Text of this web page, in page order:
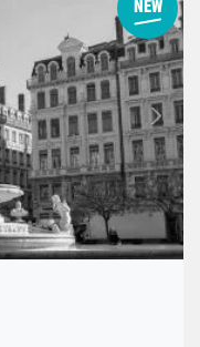
Suivant